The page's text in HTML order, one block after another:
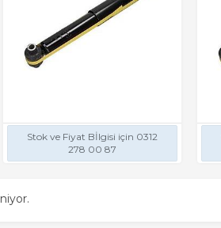
Stok ve Fiyat Bİlgisi için 0312
278 00 87